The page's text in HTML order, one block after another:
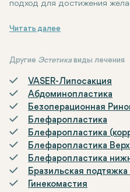
подход для достижения
Вывод
Отопластика - одна из тех
Другие Эстетика виды лечения
VASER-Липосакция
Абдоминопластика
Безоперационная
Блефаропластика
Блефаропластика
Блефаропластика
Блефаропластика
Бразильская подтяжка
Гинекомастия